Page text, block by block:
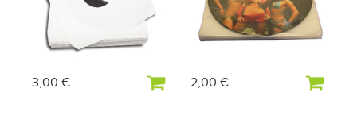
3,00 € 2,00 €